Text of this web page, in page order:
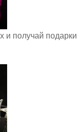
и получай подарки